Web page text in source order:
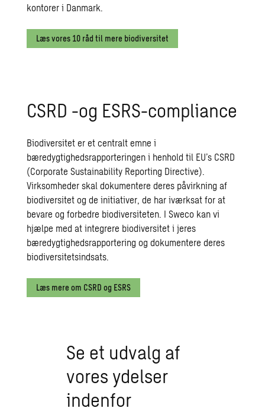
kontorer i Danmark.
Læs vores 10 råd til mere biodiversitet
CSRD -og ESRS-compliance
Biodiversitet er et centralt emne i
bæredygtighedsrapporteringen i henhold til EU’s CSRD
(Corporate Sustainability Reporting Directive).
Virksomheder skal dokumentere deres påvirkning af
biodiversitet og de initiativer, de har iværksat for at
bevare og forbedre biodiversiteten. I Sweco kan vi
hjælpe med at integrere biodiversitet i jeres
bæredygtighedsrapportering og dokumentere deres
biodiversitetsindsats.
Læs mere om CSRD og ESRS
Se et udvalg af
vores ydelser
indenfor